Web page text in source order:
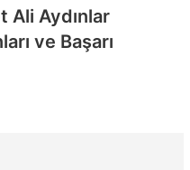
Ali Aydınlar
ve Başarı